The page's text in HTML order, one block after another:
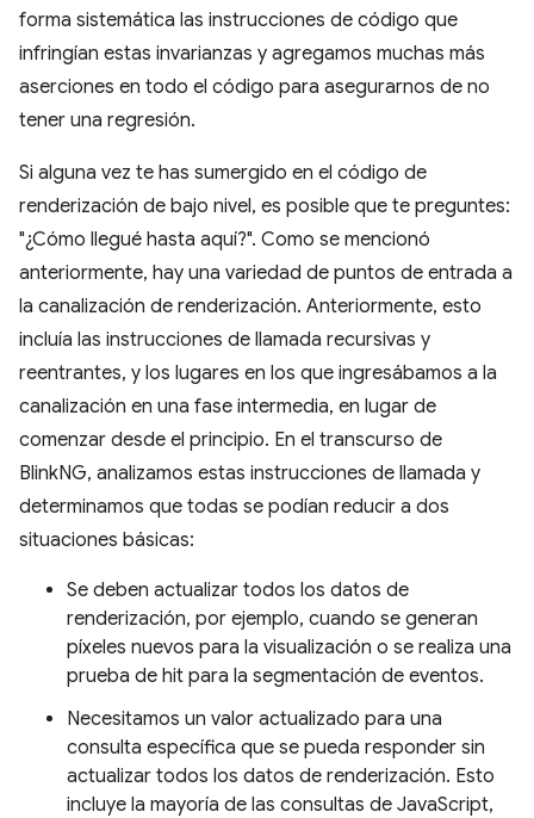
forma sistemática las instrucciones de código que
infringían estas invarianzas y agregamos muchas más
aserciones en todo el código para asegurarnos de no
tener una regresión.
Si alguna vez te has sumergido en el código de
renderización de bajo nivel, es posible que te preguntes:
"¿Cómo llegué hasta aquí?". Como se mencionó
anteriormente, hay una variedad de puntos de entrada a
la canalización de renderización. Anteriormente, esto
incluía las instrucciones de llamada recursivas y
reentrantes, y los lugares en los que ingresábamos a la
canalización en una fase intermedia, en lugar de
comenzar desde el principio. En el transcurso de
BlinkNG, analizamos estas instrucciones de llamada y
determinamos que todas se podían reducir a dos
situaciones básicas:
Se deben actualizar todos los datos de
renderización, por ejemplo, cuando se generan
píxeles nuevos para la visualización o se realiza una
prueba de hit para la segmentación de eventos.
Necesitamos un valor actualizado para una
consulta específica que se pueda responder sin
actualizar todos los datos de renderización. Esto
incluye la mayoría de las consultas de JavaScript,